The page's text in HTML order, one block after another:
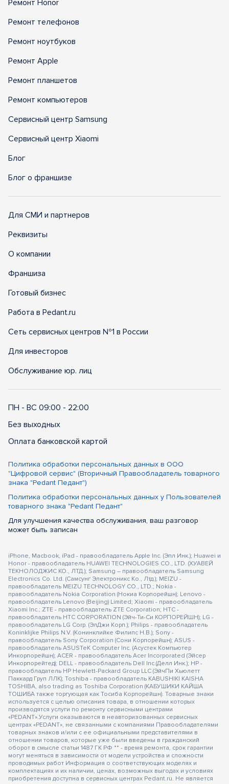
Ремонт Honor
Ремонт телефонов
Ремонт ноутбуков
Ремонт Apple
Ремонт планшетов
Ремонт компьютеров
Сервисный центр Samsung
Сервисный центр Xiaomi
Блог
Блог о франшизе
Для СМИ и партнеров
Реквизиты
О компании
Франшиза
Готовый бизнес
Работа в Pedant.ru
Сеть сервисных центров №1 в России
Для инвесторов
Обслуживание юр. лиц
ПН - ВС 09:00 - 22:00
Без выходных
Оплата банковской картой
Политика обработки персональных данных в ООО
"Цифровой сервис" (Вторичный Правообладатель товарного
знака "Pedant Педант")
Политика обработки персональных данных у Пользователей
товарного знака "Pedant Педант"
Для улучшения качества обслуживания, ваш разговор
может быть записан
iPhone, Macbook, iPad - правообладатель Apple Inc. (Эпл Инк.); Huawei и
Honor - правообладатель HUAWEI TECHNOLOGIES CO., LTD. (ХУАВЕЙ
ТЕКНОЛОДЖИС КО., ЛТД.); Samsung – правообладатель Samsung
Electronics Co. Ltd. (Самсунг Электроникс Ко., Лтд.); MEIZU -
правообладатель MEIZU TECHNOLOGY CO., LTD.; Nokia -
правообладатель Nokia Corporation (Нокиа Корпорейшн); Lenovo -
правообладатель Lenovo (Beijing) Limited; Xiaomi - правообладатель
Xiaomi Inc.; ZTE - правообладатель ZTE Corporation; HTC -
правообладатель HTC CORPORATION (Эйч-Ти-Си КОРПОРЕЙШН); LG -
правообладатель LG Corp. (ЭлДжи Корп.); Philips - правообладатель
Koninklijke Philips N.V. (Конинклийке Филипс Н.В.); Sony -
правообладатель Sony Corporation (Сони Корпорейшн); ASUS -
правообладатель ASUSTeK Computer Inc. (Асустек Компьютер
Инкорпорейшн); ACER - правообладатель Acer Incorporated (Эйсер
Инкорпорейтед); DELL - правообладатель Dell Inc.(Делл Инк.); HP -
правообладатель HP Hewlett-Packard Group LLC (ЭйчПи Хьюлетт
Паккард Груп ЛЛК); Toshiba - правообладатель KABUSHIKI KAISHA
TOSHIBA, also trading as Toshiba Corporation (КАБУШИКИ КАЙША
ТОШИБА также торгующая как Тосиба Корпорейшн). Товарные знаки
используется с целью описания товара, в отношении которых
производятся услуги по ремонту сервисными центрами
«PEDANT».Услуги оказываются в неавторизованных сервисных
центрах «PEDANT», не связанными с компаниями Правообладателями
товарных знаков и/или с ее официальными представителями в
отношении товаров, которые уже были введены в гражданский
оборот в смысле статьи 1487 ГК РФ ** - время ремонта, срок гарантии
могут меняться в зависимости от модели устройства и сложности
проводимых работ Информация о соответствующих моделях и
комплектациях и их наличии, ценах, возможных выгодах и условиях
приобретения доступна в сервисных центрах Pedant.ru. Не является